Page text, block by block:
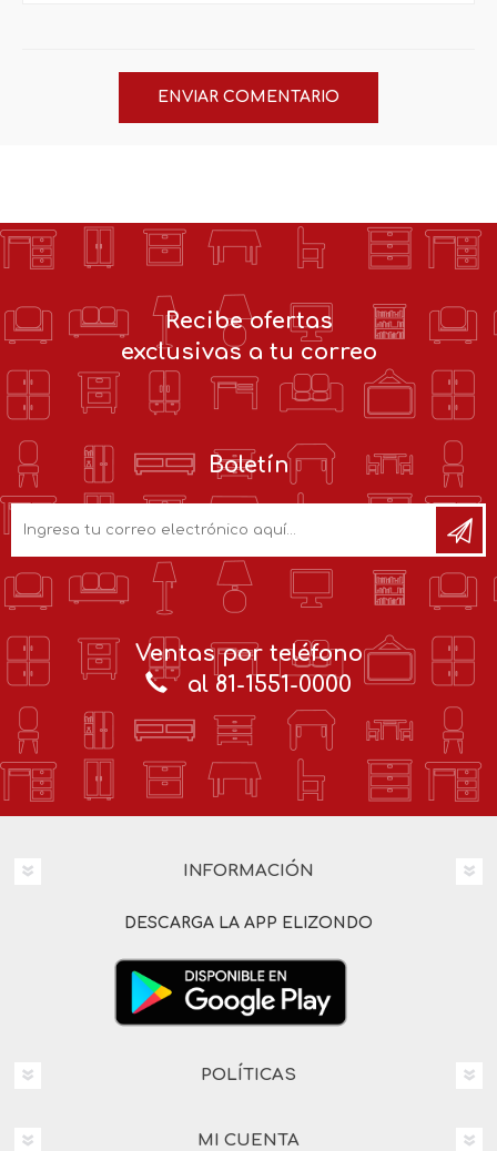
Recibe ofertas
exclusivas a tu correo
Boletín
Ventas por teléfono
al 81-1551-0000
INFORMACIÓN
DESCARGA LA APP ELIZONDO
POLÍTICAS
MI CUENTA